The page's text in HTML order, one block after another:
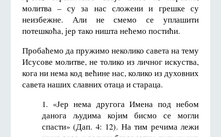
молитва – су за нас сложени и грешке су
неизбежне. Али не смемо се уплашити
потешкоћа, јер тако ништа нећемо постићи.
Пробаћемо да пружимо неколико савета на тему
Исусове молитве, не толико из личног искуства,
кога ни нема код већине нас, колико из духовних
савета наших славних отаца и стараца.
1. «Јер нема другога Имена под небом
данога људима којим бисмо се могли
спасти» (Дап. 4: 12). На тим речима лежи